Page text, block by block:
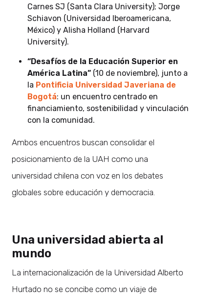
Carnes SJ (Santa Clara University); Jorge
Schiavon (Universidad Iberoamericana,
México) y Alisha Holland (Harvard
University).
“Desafíos de la Educación Superior en
América Latina” (10 de noviembre), junto a
la Pontificia Universidad Javeriana de
Bogotá: un encuentro centrado en
financiamiento, sostenibilidad y vinculación
con la comunidad.
Ambos encuentros buscan consolidar el
posicionamiento de la UAH como una
universidad chilena con voz en los debates
globales sobre educación y democracia.
Una universidad abierta al
mundo
La internacionalización de la Universidad Alberto
Hurtado no se concibe como un viaje de